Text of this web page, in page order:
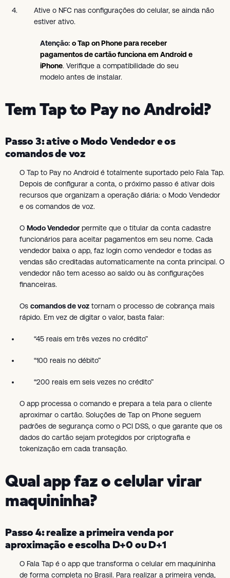
Ative o NFC nas configurações do celular, se ainda não
estiver ativo.
Atenção: o Tap on Phone para receber
pagamentos de cartão funciona em Android e
iPhone. Verifique a compatibilidade do seu
modelo antes de instalar.
Tem Tap to Pay no Android?
Passo 3: ative o Modo Vendedor e os
comandos de voz
O Tap to Pay no Android é totalmente suportado pelo Fala Tap.
Depois de configurar a conta, o próximo passo é ativar dois
recursos que organizam a operação diária: o Modo Vendedor
e os comandos de voz.
O Modo Vendedorpermite que o titular da conta cadastre
funcionários para aceitar pagamentos em seu nome. Cada
vendedor baixa o app, faz login como vendedor e todas as
vendas são creditadas automaticamente na conta principal. O
vendedor não tem acesso ao saldo ou às configurações
financeiras.
Os comandos de voz tornam o processo de cobrança mais
rápido. Em vez de digitar o valor, basta falar:
“45 reais em três vezes no crédito”
“100 reais no débito”
“200 reais em seis vezes no crédito”
O app processa o comando e prepara a tela para o cliente
aproximar o cartão. Soluções de Tap on Phone seguem
padrões de segurança como o PCI DSS, o que garante que os
dados do cartão sejam protegidos por criptografia e
tokenização em cada transação.
Qual app faz o celular virar
maquininha?
Passo 4: realize a primeira venda por
aproximação e escolha D+0 ou D+1
O Fala Tap é o app que transforma o celular em maquininha
de forma completa no Brasil. Para realizar a primeira venda,